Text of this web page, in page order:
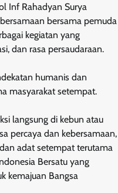
Inf Rahadyan Surya
bersama pemuda
kegiatan yang
dan rasa persaudaraan.
humanis dan
masyarakat setempat.
langsung di kebun atau
percaya dan kebersamaan,
adat setempat terutama
Bersatu yang
kemajuan Bangsa